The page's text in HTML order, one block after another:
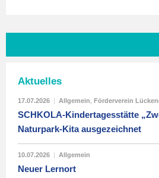
Aktuelles
17.07.2026 | Allgemein Förderverein
SCHKOLA-Kindertagesstätte
Naturpark-Kita ausgezeichnet
10.07.2026 | Allgemein
Neuer Lernort